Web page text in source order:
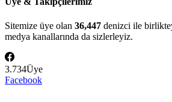
Sitemize üye olan 36,447 denizci ile
medya kanallarında da sizlerleyiz.
3.734Üye
Facebook